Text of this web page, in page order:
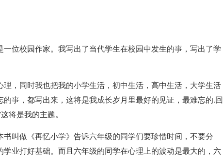
一位校园作家。我写出了当代学生在校园中发生的事，写出了学
，同时我也把我的小学生活，初中生活，高中生活，大学生活
事，都写出来，这将是我成长岁月里最好的见证，最难忘的.回
将是我的主题。
叫做《再忆小学》告诉六年级的同学们要珍惜时间，不要分
业打好基础。而且六年级的同学在心理上的波动是最大的，六